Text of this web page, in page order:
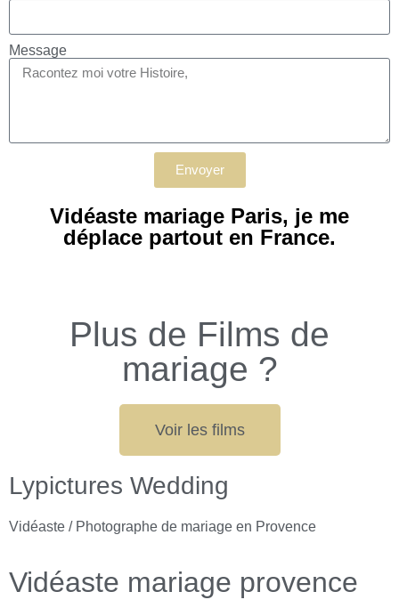
Message
Envoyer
Vidéaste mariage Paris, je me
déplace partout en France.
Plus de Films de
mariage ?
Voir les films
Lypictures Wedding
Vidéaste / Photographe de mariage en Provence
Vidéaste mariage provence